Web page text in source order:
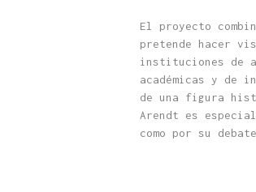
El proyecto
pretende hacer
instituciones de
académicas y de
de una figura
Arendt es
como por su